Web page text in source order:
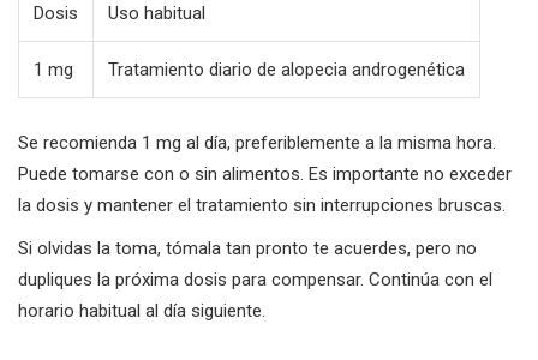
Dosis Uso habitual
1 mg Tratamiento diario de alopecia androgenética
Se recomienda 1 mg al día, preferiblemente a la misma hora.
Puede tomarse con o sin alimentos. Es importante no exceder
la dosis y mantener el tratamiento sin interrupciones bruscas.
Si olvidas la toma, tómala tan pronto te acuerdes, pero no
dupliques la próxima dosis para compensar. Continúa con el
horario habitual al día siguiente.